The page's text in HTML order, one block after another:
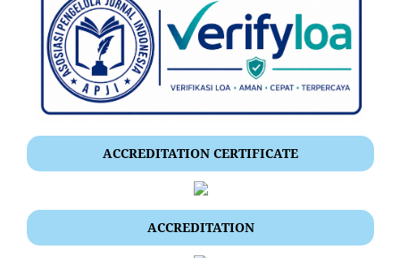
ACCREDITATION CERTIFICATE
ACCREDITATION